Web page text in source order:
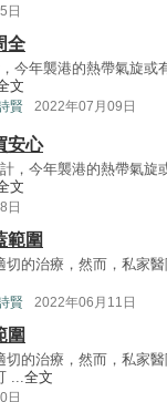
日
全
今年襲港的熱帶氣旋或
文
賢 2022年07月09日
安心
，今年襲港的熱帶氣旋
文
日
範圍
的治療，然而，私家
賢 2022年06月11日
圍
的治療，然而，私家
...全文
日